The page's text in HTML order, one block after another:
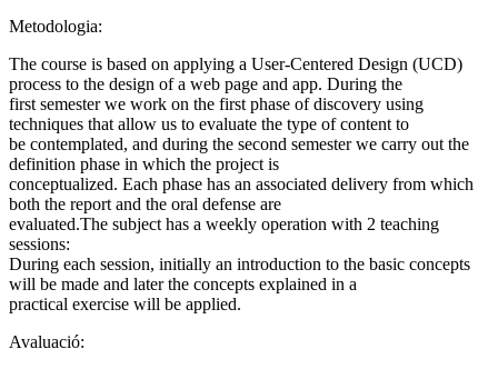
Metodologia:
The course is based on applying a User-Centered Design (UCD)
process to the design of a web page and app. During the
first semester we work on the first phase of discovery using
techniques that allow us to evaluate the type of content to
be contemplated, and during the second semester we carry out the
definition phase in which the project is
conceptualized. Each phase has an associated delivery from which
both the report and the oral defense are
evaluated.The subject has a weekly operation with 2 teaching
sessions:
During each session, initially an introduction to the basic concepts
will be made and later the concepts explained in a
practical exercise will be applied.
Avaluació: